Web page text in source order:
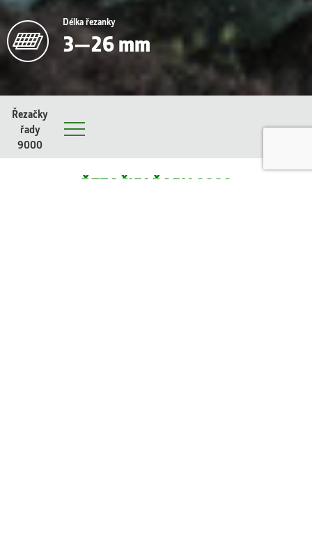
Délka řezanky
3—26 mm
Řezačky
řady
9000
ŘEZAČKY ŘADY 8000